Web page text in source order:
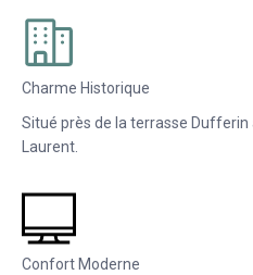
Charme Historique
Situé près de la terrasse Dufferin
Laurent.
Confort Moderne